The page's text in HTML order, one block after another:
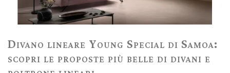
Divano lineare Young Special di Samoa:
scopri le proposte più belle di divani e